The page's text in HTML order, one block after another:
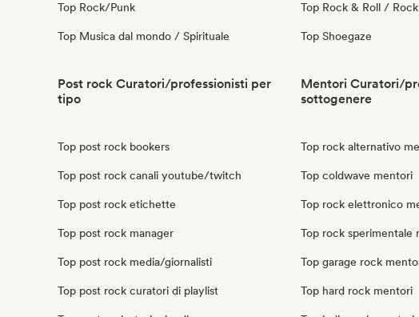
Top Rock/Punk
Top Musica dal mondo / Spirituale
Top Rock & Roll /
Top Shoegaze
Post rock Curatori/professionisti per
tipo
Top post rock bookers
Top post rock canali youtube/twitch
Top post rock etichette
Top post rock manager
Top post rock media/giornalisti
Top post rock curatori di playlist
Mentori Curatori/
sottogenere
Top rock alternativo
Top coldwave mentori
Top rock elettronico
Top rock sperimentale
Top garage rock
Top hard rock mentori